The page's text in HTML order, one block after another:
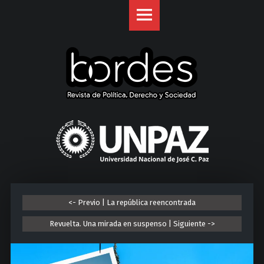
U
n
i
v
r
s
i
d
<- Previo | La república reencontrada
Revuelta. Una mirada en suspenso | Siguiente ->